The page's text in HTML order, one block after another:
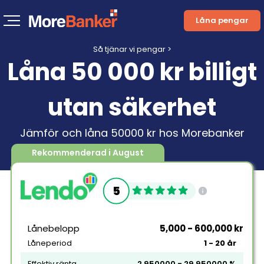
Låna pengar
Så tjänar vi pengar >
Låna 50 000 kr billigt
utan säkerhet
Jämför och låna 50000 kr hos Morebanker
Rekommenderad i August
5
Lånebelopp 5,000 - 600,000 kr
Låneperiod
1 - 20 år